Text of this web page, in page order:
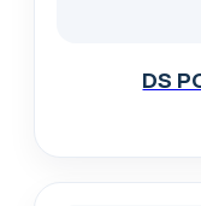
DS